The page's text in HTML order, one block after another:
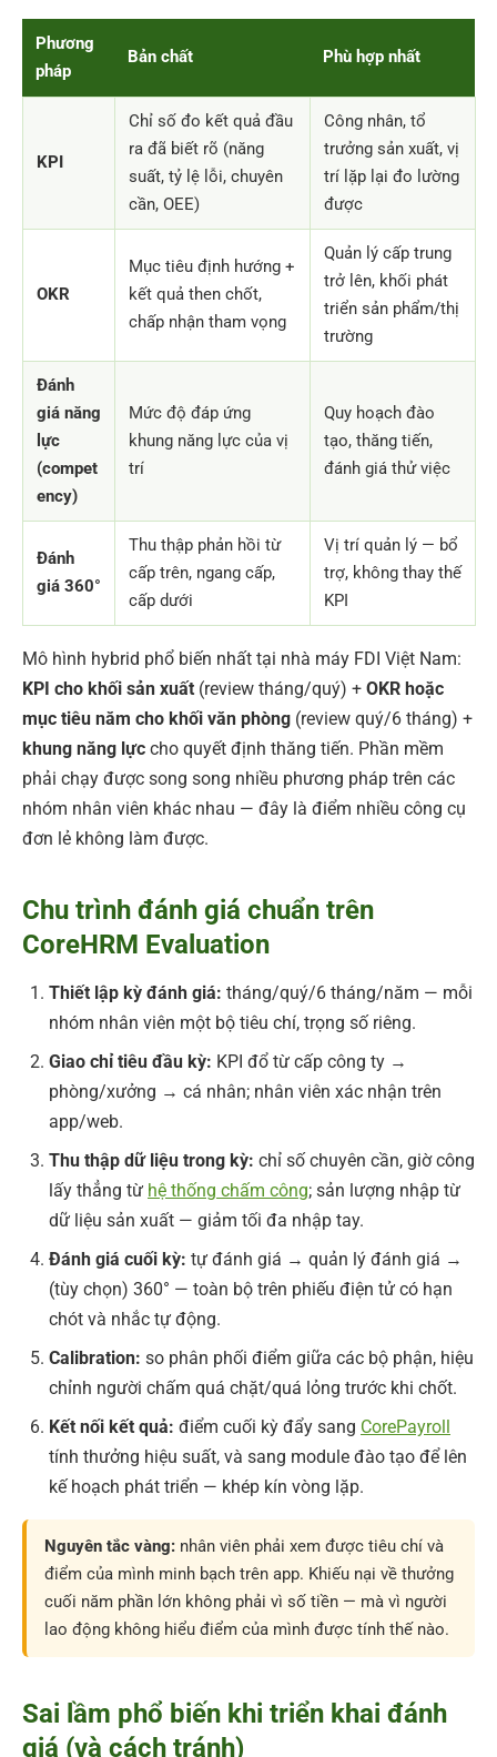
Phương
pháp
Bản chất Phù hợp nhất
KPI
Chỉ số đo kết quả đầu
ra đã biết rõ (năng
suất, tỷ lệ lỗi, chuyên
cần, OEE)
Công nhân, tổ
trưởng sản xuất, vị
trí lặp lại đo lường
được
OKR
Mục tiêu định hướng +
kết quả then chốt,
chấp nhận tham vọng
Quản lý cấp trung
trở lên, khối phát
triển sản phẩm/thị
trường
Đánh
giá năng
lực
(compet
ency)
Mức độ đáp ứng
khung năng lực của vị
trí
Quy hoạch đào
tạo, thăng tiến,
đánh giá thử việc
Đánh
giá 360°
Thu thập phản hồi từ
cấp trên, ngang cấp,
cấp dưới
Vị trí quản lý — bổ
trợ, không thay thế
KPI
Mô hình hybrid phổ biến nhất tại nhà máy FDI Việt Nam:
KPI cho khối sản xuất (review tháng/quý) + OKR hoặc
mục tiêu năm cho khối văn phòng (review quý/6 tháng) +
khung năng lực cho quyết định thăng tiến. Phần mềm
phải chạy được song song nhiều phương pháp trên các
nhóm nhân viên khác nhau — đây là điểm nhiều công cụ
đơn lẻ không làm được.
Chu trình đánh giá chuẩn trên
CoreHRM Evaluation
Thiết lập kỳ đánh giá: tháng/quý/6 tháng/năm — mỗi
nhóm nhân viên một bộ tiêu chí, trọng số riêng.
Giao chỉ tiêu đầu kỳ: KPI đổ từ cấp công ty →
phòng/xưởng → cá nhân; nhân viên xác nhận trên
app/web.
Thu thập dữ liệu trong kỳ: chỉ số chuyên cần, giờ công
lấy thẳng từ hệ thống chấm công; sản lượng nhập từ
dữ liệu sản xuất — giảm tối đa nhập tay.
Đánh giá cuối kỳ: tự đánh giá → quản lý đánh giá →
(tùy chọn) 360° — toàn bộ trên phiếu điện tử có hạn
chót và nhắc tự động.
Calibration: so phân phối điểm giữa các bộ phận, hiệu
chỉnh người chấm quá chặt/quá lỏng trước khi chốt.
Kết nối kết quả: điểm cuối kỳ đẩy sang CorePayroll
tính thưởng hiệu suất, và sang module đào tạo để lên
kế hoạch phát triển — khép kín vòng lặp.
Nguyên tắc vàng: nhân viên phải xem được tiêu chí và
điểm của mình minh bạch trên app. Khiếu nại về thưởng
cuối năm phần lớn không phải vì số tiền — mà vì người
lao động không hiểu điểm của mình được tính thế nào.
Sai lầm phổ biến khi triển khai đánh
giá (và cách tránh)